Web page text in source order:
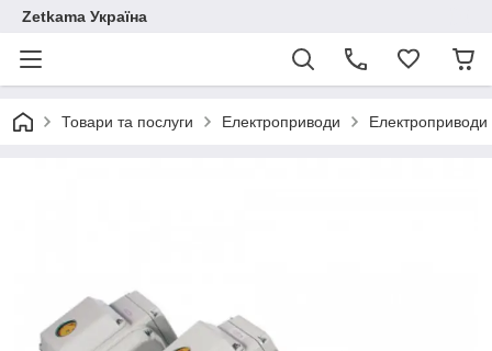
Zetkama Україна
Товари та послуги Електроприводи Електроприводи